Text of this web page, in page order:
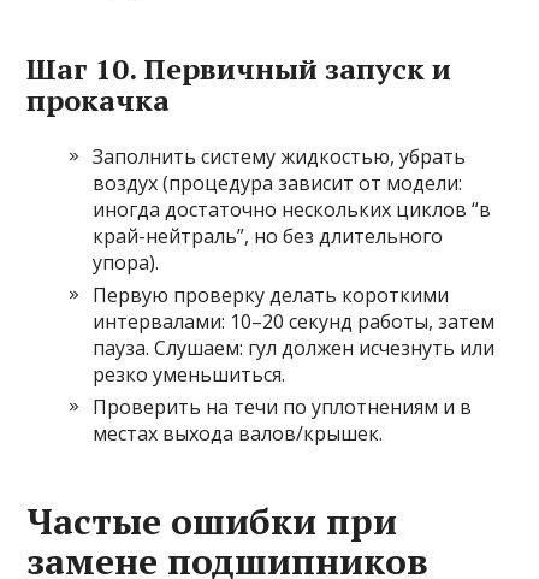
Шаг 10. Первичный запуск и
прокачка
Заполнить систему жидкостью, убрать
воздух (процедура зависит от модели:
иногда достаточно нескольких циклов “в
край-нейтраль”, но без длительного
упора).
Первую проверку делать короткими
интервалами: 10–20 секунд работы, затем
пауза. Слушаем: гул должен исчезнуть или
резко уменьшиться.
Проверить на течи по уплотнениям и в
местах выхода валов/крышек.
Частые ошибки при
замене подшипников